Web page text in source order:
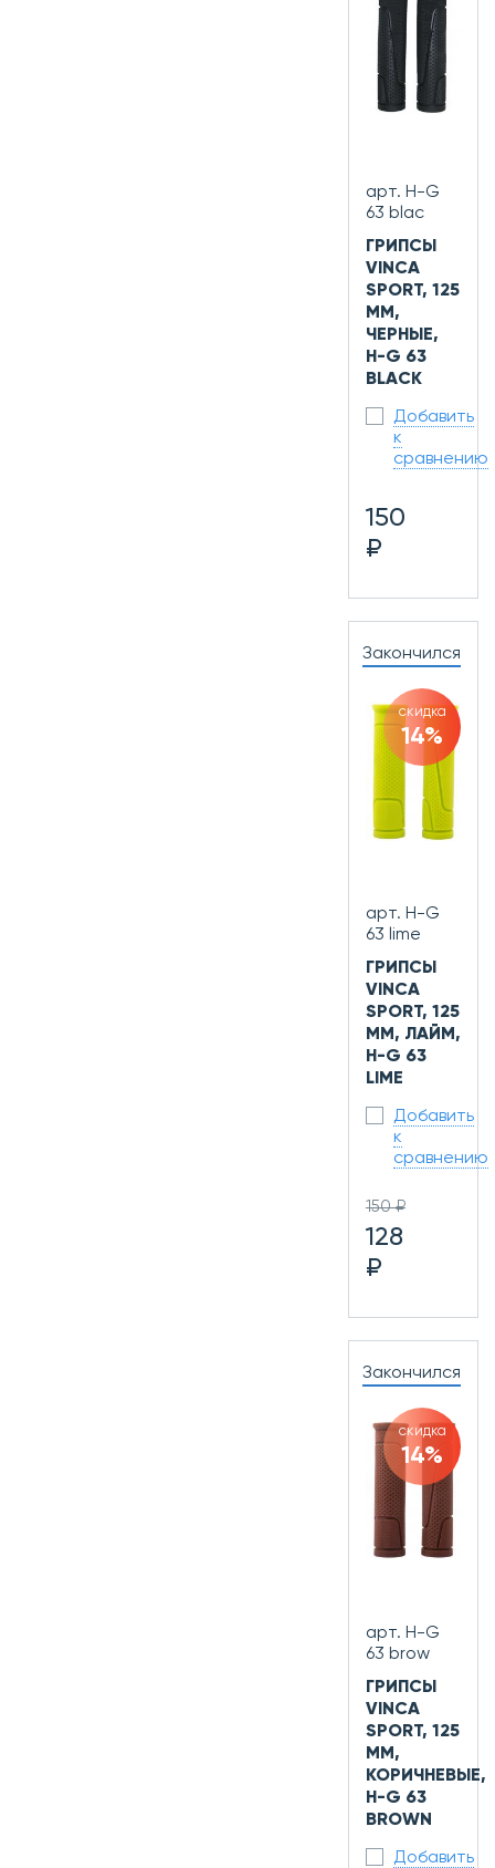
арт. H-G
63 blac
ГРИПСЫ
VINCA
SPORT, 125
ММ,
ЧЕРНЫЕ,
H-G 63
BLACK
Добавить
к
сравнению
150
₽
Закончился
скидка
14%
арт. H-G
63 lime
ГРИПСЫ
VINCA
SPORT, 125
ММ, ЛАЙМ,
H-G 63
LIME
Добавить
к
сравнению
150 ₽
128
₽
Закончился
скидка
14%
арт. H-G
63 brow
ГРИПСЫ
VINCA
SPORT, 125
ММ,
КОРИЧНЕВЫЕ,
H-G 63
BROWN
Добавить